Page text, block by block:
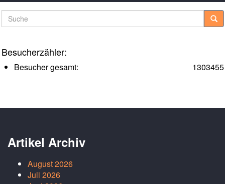
Suche
Besucherzähler:
1303455
Besucher gesamt:
Artikel Archiv
August 2026
Juli 2026